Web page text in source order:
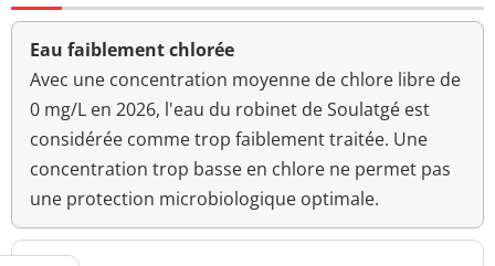
Eau faiblement chlorée
Avec une concentration moyenne de chlore libre de
0 mg/L en 2026, l'eau du robinet de Soulatgé est
considérée comme trop faiblement traitée. Une
concentration trop basse en chlore ne permet pas
une protection microbiologique optimale.